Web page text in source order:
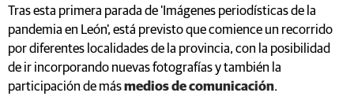
Tras esta primera parada de 'Imágenes periodísticas de la
pandemia en León', está previsto que comience un recorrido
por diferentes localidades de la provincia, con la posibilidad
de ir incorporando nuevas fotografías y también la
participación de másmedios de comunicación.